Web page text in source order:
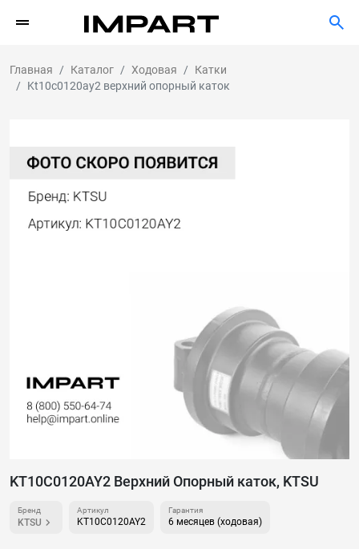
Главная Каталог Ходовая
Катки
Kt10c0120ay2 верхний опорный каток
KT10C0120AY2 Верхний Опорный каток, KTSU
Бренд
KTSU
Артикул
KT10C0120AY2
Гарантия
6 месяцев (ходовая)